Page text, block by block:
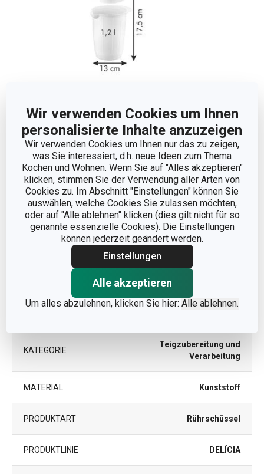
Wir verwenden Cookies um Ihnen
personalisierte Inhalte anzuzeigen
Wir verwenden Cookies um Ihnen nur das zu zeigen,
was Sie interessiert, d.h. neue Ideen zum Thema
Kochen und Wohnen. Wenn Sie auf "Alles akzeptieren"
klicken, stimmen Sie der Verwendung aller Arten von
Cookies zu. Im Abschnitt "Einstellungen" können Sie
auswählen, welche Cookies Sie zulassen möchten,
oder auf "Alle ablehnen" klicken (dies gilt nicht für so
genannte essenzielle Cookies). Die Einstellungen
können jederzeit geändert werden.
Einstellungen
Alle akzeptieren
Um alles abzulehnen, klicken Sie hier: Alle ablehnen.
Abmessungen
PRODUKTHÖHE (CM) 17.5
VOLUMEN (L) 1.2
PRODUKTLÄNGE (CM) 13
Andere Parameter
FÜR DEN KÜHLSCHRANK
Ja
KATEGORIE
Teigzubereitung und
Verarbeitung
MATERIAL Kunststoff
PRODUKTART Rührschüssel
PRODUKTLINIE DELÍCIA